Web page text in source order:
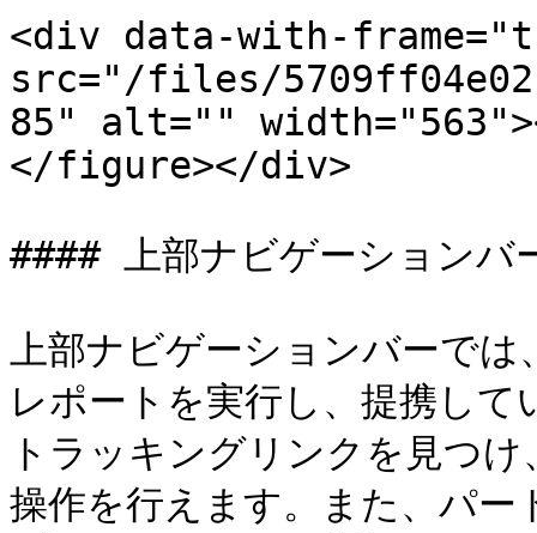
<div data-with-
src="/files/
85" alt=""
</figure></div>
#### 上部ナビゲーションバ
上部ナビゲーションバーで
レポートを実行し、提携し
トラッキングリンクを見つ
操作を行えます。また、パ